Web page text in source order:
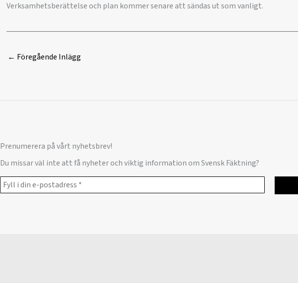
Verksamhetsberättelse och plan kommer senare att sändas ut som vanligt.
← Föregående Inlägg
Prenumerera på vårt nyhetsbrev!
Du missar väl inte att få nyheter och viktig information om Svensk Fäktning?